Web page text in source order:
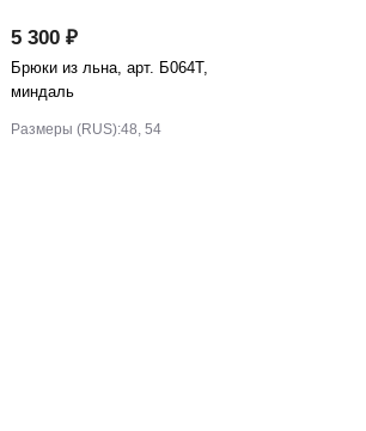
5 300 ₽
Брюки из льна, арт. Б064Т,
миндаль
Размеры (RUS):48, 54